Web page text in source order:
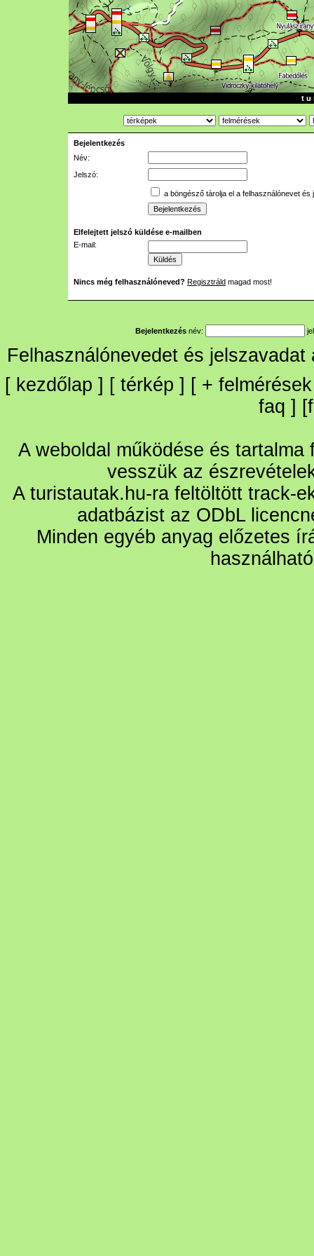
t u
Bejelentkezés
Név:
Jelszó:
a böngésző tárolja el a felhasználónevet és
Elfelejtett jelszó küldése e-mailben
E-mail:
Nincs még felhasználóneved? Regisztráld magad most!
Bejelentkezés név:
Felhasználónevedet és
[ kezdőlap ] [ térkép ] [ + felmérések
faq ] [
A weboldal működése és
vesszük az
A turistautak.hu-ra feltöltött track-
adatbázist az ODbL
Minden egyéb anyag előzetes